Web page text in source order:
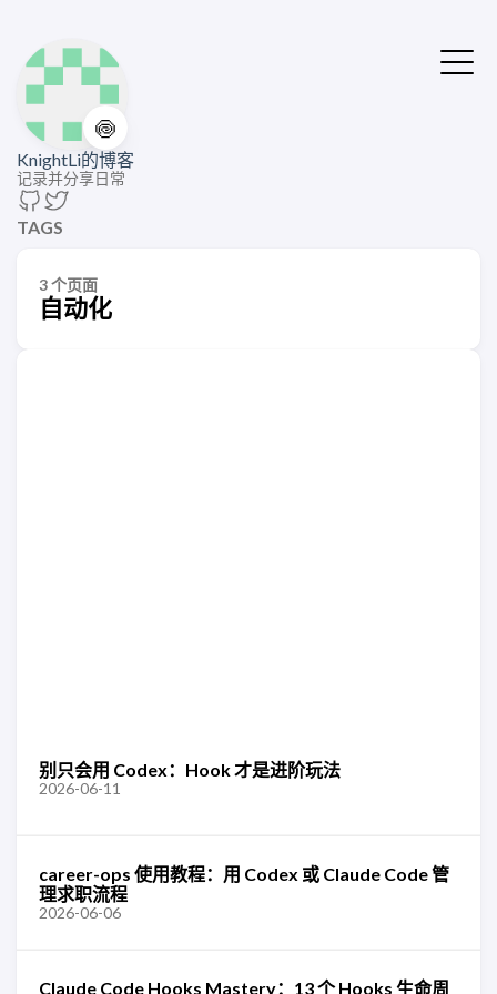
🍥
KnightLi的博客
记录并分享日常
TAGS
3 个页面
自动化
别只会用 Codex：Hook 才是进阶玩法
2026-06-11
career-ops 使用教程：用 Codex 或 Claude Code 管
理求职流程
2026-06-06
Claude Code Hooks Mastery：13 个 Hooks 生命周